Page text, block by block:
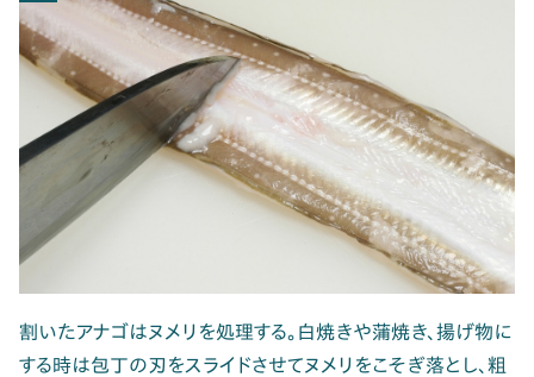
割いたアナゴはヌメリを処理する。白焼きや蒲焼き、揚げ物に
する時は包丁の刃をスライドさせてヌメリをこそぎ落とし、粗